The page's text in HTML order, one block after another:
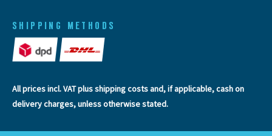
SHIPPING METHODS
All prices incl. VAT plusshipping costsand, if applicable, cash on
delivery charges, unless otherwise stated.